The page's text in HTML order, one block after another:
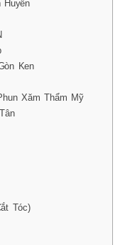
Ken
Xăm Thẩm Mỹ
Tóc)